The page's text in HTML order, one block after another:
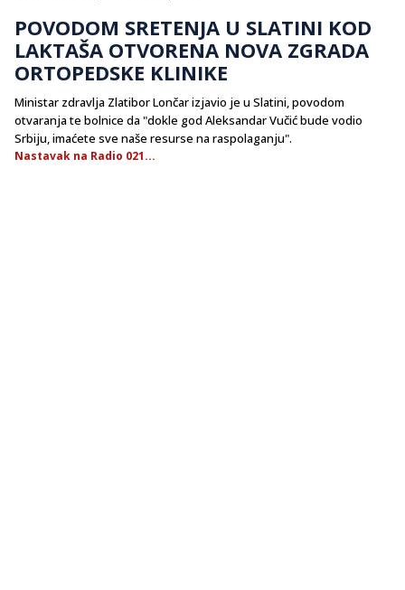
POVODOM SRETENJA U SLATINI KOD
LAKTAŠA OTVORENA NOVA ZGRADA
ORTOPEDSKE KLINIKE
Ministar zdravlja Zlatibor Lončar izjavio je u Slatini, povodom
otvaranja te bolnice da "dokle god Aleksandar Vučić bude vodio
Srbiju, imaćete sve naše resurse na raspolaganju".
Nastavak na Radio 021...